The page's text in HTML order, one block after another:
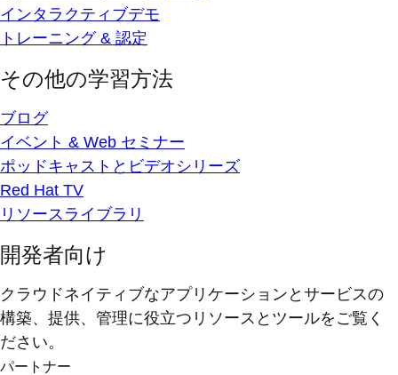
インタラクティブデモ
トレーニング & 認定
その他の学習方法
ブログ
イベント & Web セミナー
ポッドキャストとビデオシリーズ
Red Hat TV
リソースライブラリ
開発者向け
クラウドネイティブなアプリケーションとサービスの
構築、提供、管理に役立つリソースとツールをご覧く
ださい。
パートナー